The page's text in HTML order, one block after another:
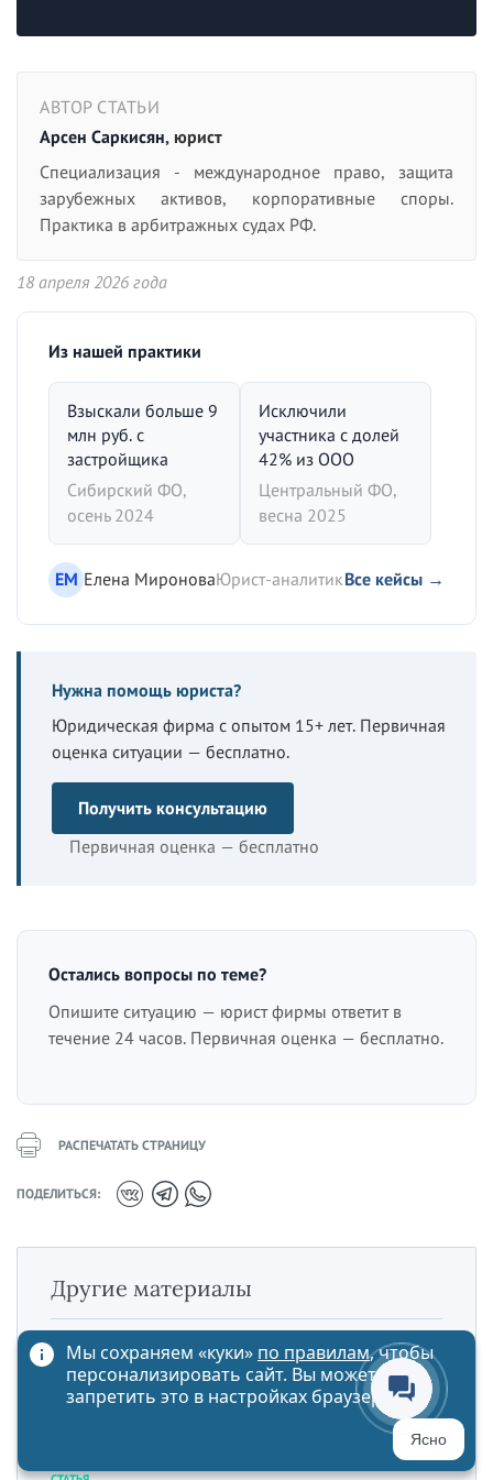
АВТОР СТАТЬИ
Арсен Саркисян, юрист
Специализация - международное право, защита
зарубежных активов, корпоративные споры.
Практика в арбитражных судах РФ.
18 апреля 2026 года
Из нашей практики
Взыскали больше 9
млн руб. с
застройщика
Сибирский ФО,
осень 2024
Исключили
участника с долей
42% из ООО
Центральный ФО,
весна 2025
ЕМ Елена МироноваЮрист-аналитикВсе кейсы →
Нужна помощь юриста?
Юридическая фирма с опытом 15+ лет. Первичная
оценка ситуации — бесплатно.
Получить консультацию
Первичная оценка — бесплатно
Остались вопросы по теме?
Опишите ситуацию — юрист фирмы ответит в
течение 24 часов. Первичная оценка — бесплатно.
РАСПЕЧАТАТЬ СТРАНИЦУ
ПОДЕЛИТЬСЯ:
Другие материалы
СТАТЬЯ
Ст. 226 ГПК РФ — частные определения
СТАТЬЯ
Мы сохраняем «куки» по правилам, чтобы
персонализировать сайт. Вы можете
запретить это в настройках браузера
Ясно